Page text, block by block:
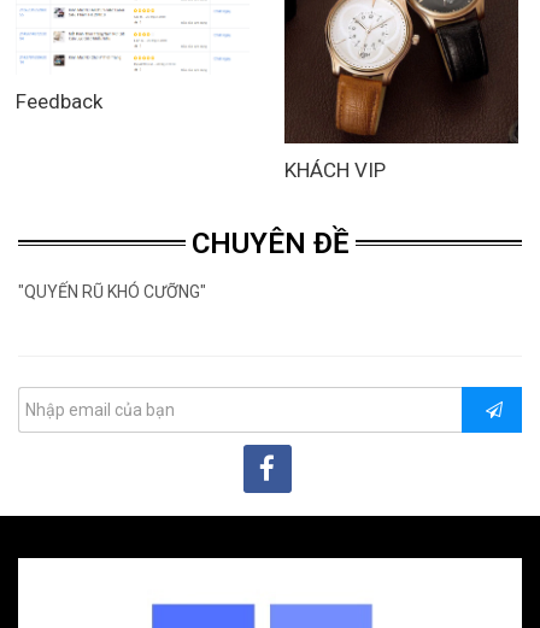
Feedback
KHÁCH VIP
CHUYÊN ĐỀ
"QUYẾN RŨ KHÓ CƯỠNG"